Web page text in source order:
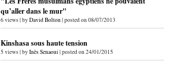
qu’aller dans le mur"
6 views|byDavid Bolton|posted on 08/07/2013
Kinshasa sous haute tension
5 views|byInès Senaoui |posted on 24/01/2015